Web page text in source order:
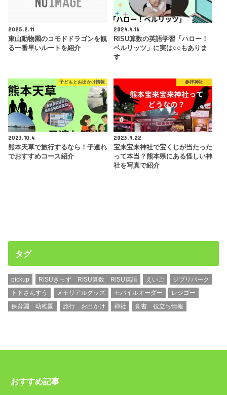
2025.2.11
東山動物園のコモドドラゴンを観
る一番早いルートを紹介
2024.4.16
RISU算数の英語学習「ハロー！
ベルリッツ」に実は○○もありま
す
子どもとお出かけ情報
2023.10.4
熊本天草で旅行するなら！子連れ
でおすすめコース紹介
参拝神社
2023.9.22
宝来宝来神社で宝くじが当たった
って本当？熊本県にある怪しい神
社を写真で紹介
タグ
pickup RISUきっず RISU算数 RISU英語 えいご
ジブリパーク
トドさんすう
メモリアルグッズ モバイルオーダー
レジゴー
保育園 幼稚園
旅行 お出かけ 神社 覚書 役立ち情報
おすすめ記事